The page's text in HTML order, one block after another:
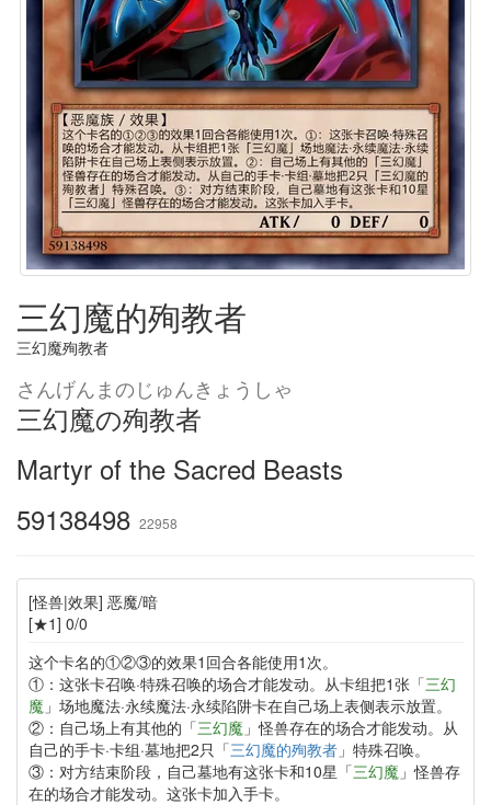
三幻魔的殉教者
三幻魔殉教者
さんげんまのじゅんきょうしゃ
三幻魔の殉教者
Martyr of the Sacred Beasts
59138498 22958
[怪兽|效果] 恶魔/暗
[★1] 0/0
这个卡名的①②③的效果1回合各能使用1次。
①：这张卡召唤·特殊召唤的场合才能发动。从卡组把1张「三幻
魔 」场地魔法·永续魔法·永续陷阱卡在自己场上表侧表示放置。
②：自己场上有其他的「三幻魔 」怪兽存在的场合才能发动。从
自己的手卡·卡组·墓地把2只「三幻魔的殉教者」特殊召唤。
③：对方结束阶段，自己墓地有这张卡和10星「三幻魔 」怪兽存
在的场合才能发动。这张卡加入手卡。